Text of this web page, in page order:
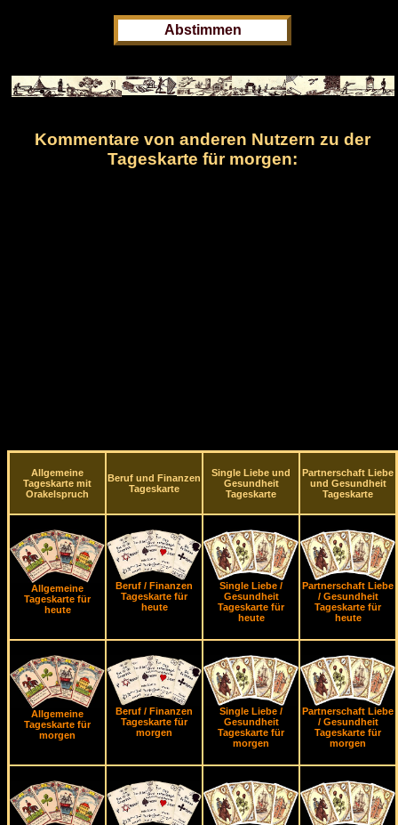
Kommentare von anderen Nutzern zu der
Tageskarte für morgen:
Allgemeine
Tageskarte mit
Orakelspruch
Beruf und Finanzen
Tageskarte
Single Liebe und
Gesundheit
Tageskarte
Partnerschaft Liebe
und Gesundheit
Tageskarte
Allgemeine
Tageskarte für
heute
Beruf / Finanzen
Tageskarte für
heute
Single Liebe /
Gesundheit
Tageskarte für
heute
Partnerschaft Liebe
/ Gesundheit
Tageskarte für
heute
Allgemeine
Tageskarte für
morgen
Beruf / Finanzen
Tageskarte für
morgen
Single Liebe /
Gesundheit
Tageskarte für
morgen
Partnerschaft Liebe
/ Gesundheit
Tageskarte für
morgen